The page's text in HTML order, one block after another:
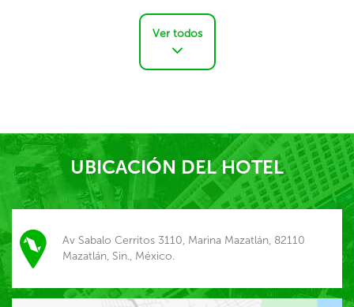
Ver todos
UBICACIÓN DEL HOTEL
Av Sabalo Cerritos 3110, Marina Mazatlán, 82110
Mazatlán, Sin., México.